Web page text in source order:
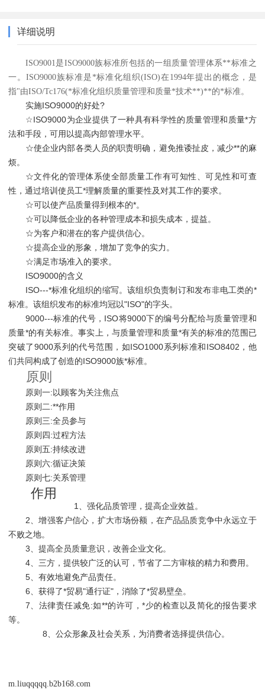
详细说明
ISO9001是ISO9000族标准所包括的一组质量管理体系**标准之
一。ISO9000族标准是*标准化组织(ISO)在1994年提出的概念，是
指"由ISO/Tc176(*标准化组织质量管理和质量*技术**)**的*标准。
实施ISO9000的好处?
☆ISO9000为企业提供了一种具有科学性的质量管理和质量*方
法和手段，可用以提高内部管理水平。
☆使企业内部各类人员的职责明确，避免推诿扯皮，减少**的麻
烦。
☆文件化的管理体系使全部质量工作有可知性、可见性和可查
性，通过培训使员工*理解质量的重要性及对其工作的要求。
☆可以使产品质量得到根本的*。
☆可以降低企业的各种管理成本和损失成本，提益。
☆为客户和潜在的客户提供信心。
☆提高企业的形象，增加了竞争的实力。
☆满足市场准入的要求。
ISO9000的含义
ISO---*标准化组织的缩写。该组织负责制订和发布非电工类的*
标准。该组织发布的标准均冠以"ISO"的字头。
9000---标准的代号，ISO将9000下的编号分配给与质量管理和
质量*的有关标准。事实上，与质量管理和质量*有关的标准的范围已
突破了9000系列的代号范围，如ISO1000系列标准和ISO8402，他
们共同构成了创造的ISO9000族*标准。
原则
原则一:以顾客为关注焦点
原则二:**作用
原则三:全员参与
原则四:过程方法
原则五:持续改进
原则六:循证决策
原则七:关系管理
作用
1、强化品质管理，提高企业效益。
2、增强客户信心，扩大市场份额，在产品品质竞争中永远立于
不败之地。
3、提高全员质量意识，改善企业文化。
4、三方，提供较广泛的认可，节省了二方审核的精力和费用。
5、有效地避免产品责任。
6、获得了*贸易"通行证"，消除了*贸易壁垒。
7、法律责任减免:如**的许可，*少的检查以及简化的报告要求
等。
8、公众形象及社会关系，为消费者选择提供信心。
m.liuqqqqq.b2b168.com